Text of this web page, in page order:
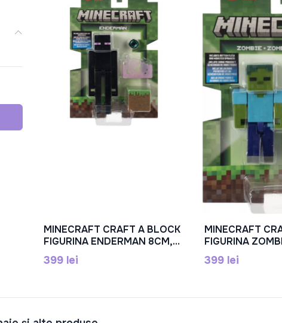
În Coș
MINECRAFT CRAFT A BLOCK
FIGURINA ENDERMAN 8CM,
MTGTP08_JCN37
399 lei
În
MINECRAFT
FIGURINA
399 lei